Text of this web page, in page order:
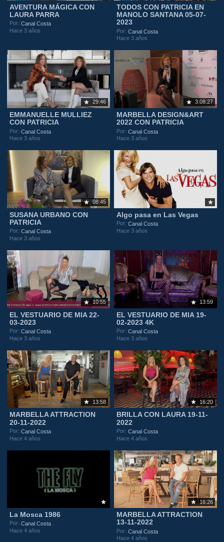
AVENTURA MÁGICA CON
LAURA PARRA
Por:Canal Costa
Hace 3 años
TODOS CON PATRICIA EN
MANOLO SANTANA 05-07-
2023
Por:Canal Costa
Hace 3 años
29:46
EMMANUELLE MULLIEZ
CON PATRICIA
Por:Canal Costa
Hace 3 años
3:08:27
MARBELLA DESIGN&ART
2022 CON PATRICIA
Por:Canal Costa
Hace 3 años
08:45
SUSANA URBANO CON
PATRICIA
Por:Canal Costa
Hace 3 años
Algo pasa en Las Vegas
Por:Canal Costa
Hace 3 años
10:55
EL VESTUARIO DE MIA 22-
03-2023
Por:Canal Costa
Hace 3 años
13:59
EL VESTUARIO DE MIA 19-
02-2023 4K
Por:Canal Costa
Hace 3 años
13:58
MARBELLA ATTRACTION
20-11-2022
Por:Canal Costa
Hace 4 años
16:20
BRILLA CON LAURA 19-11-
2022
Por:Canal Costa
Hace 4 años
La Mosca 1986
Por:Canal Costa
Hace 4 años
16:26
MARBELLA ATTRACTION
13-11-2022
Por:Canal Costa
Hace 4 años